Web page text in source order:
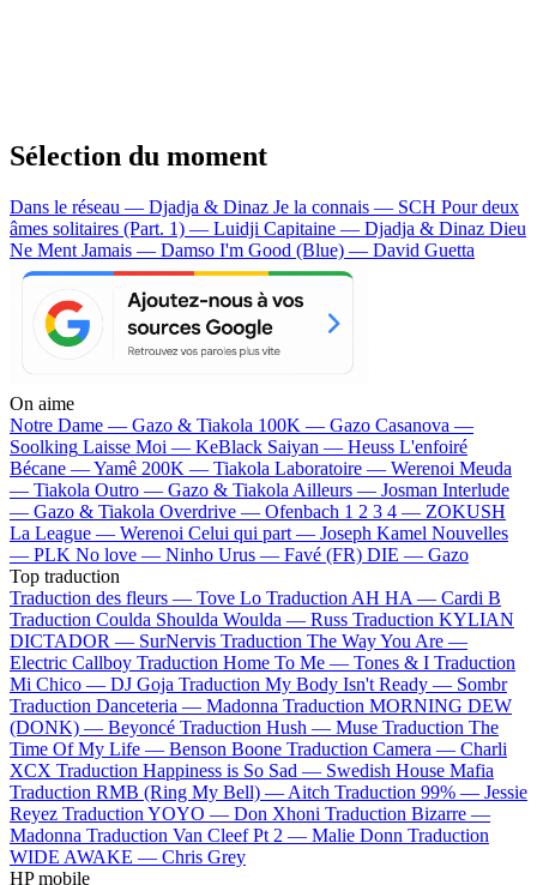
Sélection du moment
Dans le réseau — Djadja & Dinaz Je la connais — SCH Pour deux
âmes solitaires (Part. 1) — Luidji Capitaine — Djadja & Dinaz Dieu
Ne Ment Jamais — Damso I'm Good (Blue) — David Guetta
On aime
Notre Dame — Gazo & Tiakola 100K — Gazo Casanova —
Soolking Laisse Moi — KeBlack Saiyan — Heuss L'enfoiré
Bécane —Yamê 200K — Tiakola Laboratoire — Werenoi Meuda
— Tiakola Outro — Gazo & Tiakola Ailleurs — Josman Interlude
— Gazo & Tiakola Overdrive — Ofenbach 1 2 3 4 — ZOKUSH
La League — Werenoi Celui qui part — Joseph Kamel Nouvelles
— PLK No love — Ninho Urus — Favé (FR) DIE — Gazo
Top traduction
Traduction des fleurs — Tove Lo Traduction AH HA — Cardi B
Traduction Coulda Shoulda Woulda — Russ Traduction KYLIAN
DICTADOR — SurNervis Traduction The Way You Are —
Electric Callboy Traduction Home To Me — Tones & I Traduction
Mi Chico — DJ Goja Traduction My Body Isn't Ready — Sombr
Traduction Danceteria — Madonna Traduction MORNING DEW
(DONK) — Beyoncé Traduction Hush — Muse Traduction The
Time Of My Life — Benson Boone Traduction Camera — Charli
XCX Traduction Happiness is So Sad — Swedish House Mafia
Traduction RMB (Ring My Bell) — Aitch Traduction 99% — Jessie
Reyez Traduction YOYO — Don Xhoni Traduction Bizarre —
Madonna Traduction Van Cleef Pt 2 — Malie Donn Traduction
WIDE AWAKE — Chris Grey
HP mobile